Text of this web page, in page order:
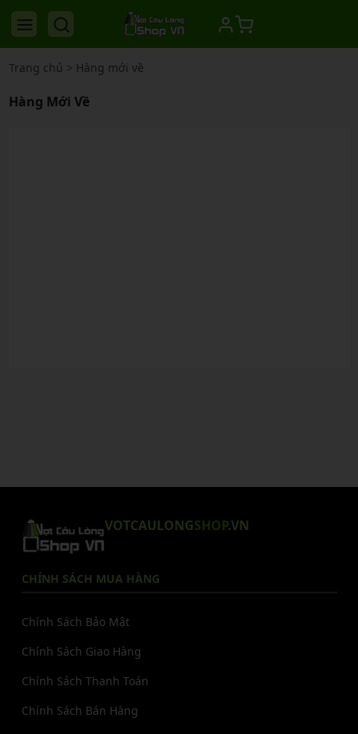
Trang chủ > Hàng mới về
Hàng Mới Về
VOTCAULONGSHOP.VN
CHÍNH SÁCH MUA HÀNG
Chính Sách Bảo Mật
Chính Sách Giao Hàng
Chính Sách Thanh Toán
Chính Sách Bán Hàng